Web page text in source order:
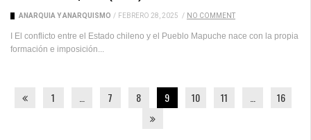
ANARQUÍA Y ANARQUISMO / FEBRERO 28, 2025 / NO COMMENT
I El conflicto entre el Estado chileno y el Pueblo Mapuche nace con la propia
formación e imposición...
1 7 8 9 10 11 16